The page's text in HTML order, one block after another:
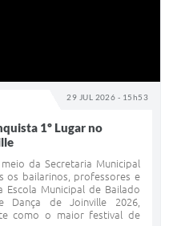
29 JUL 2026 - 15h53
1º Lugar no
da Secretaria Municipal
os bailarinos, professores e
Municipal de Bailado
Dança de Joinville 2026,
como o maior festival de